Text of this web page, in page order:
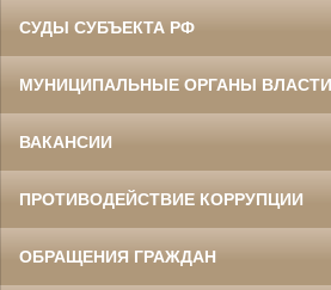
СУДЫ СУБЪЕКТА РФ
МУНИЦИПАЛЬНЫЕ ОРГАНЫ ВЛАСТИ
ВАКАНСИИ
ПРОТИВОДЕЙСТВИЕ КОРРУПЦИИ
ОБРАЩЕНИЯ ГРАЖДАН